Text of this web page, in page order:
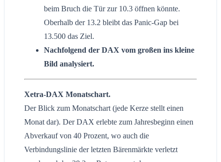
beim Bruch die Tür zur 10.3 öffnen könnte.
Oberhalb der 13.2 bleibt das Panic-Gap bei
13.500 das Ziel.
Nachfolgend der DAX vom großen ins kleine
Bild analysiert.
Xetra-DAX Monatschart.
Der Blick zum Monatschart (jede Kerze stellt einen
Monat dar). Der DAX erlebte zum Jahresbeginn einen
Abverkauf von 40 Prozent, wo auch die
Verbindungslinie der letzten Bärenmärkte verletzt